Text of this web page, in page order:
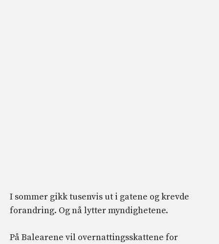
I sommer gikk tusenvis ut i gatene og krevde
forandring. Og nå lytter myndighetene.
På Balearene vil overnattingsskattene for